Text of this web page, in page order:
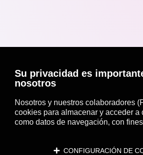
Su privacidad es
nosotros
Nosotros y nuestros colaboradores
cookies para almacenar y acceder a
como datos de navegación, con
CONFIGURACIÓN DE